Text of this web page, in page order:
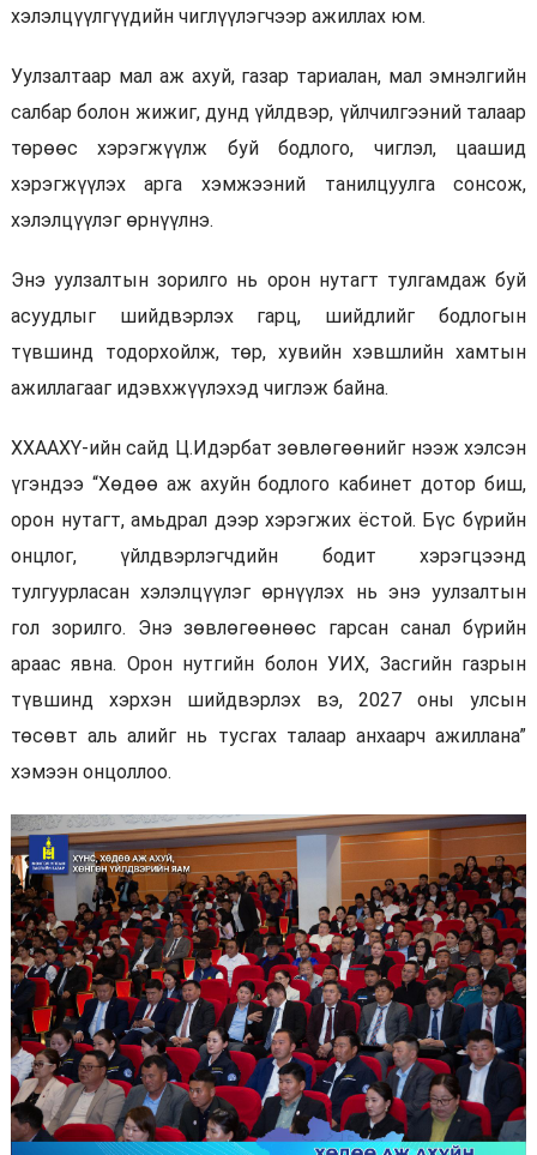
хэлэлцүүлгүүдийн чиглүүлэгчээр ажиллах юм.
Уулзалтаар мал аж ахуй, газар тариалан, мал эмнэлгийн
салбар болон жижиг, дунд үйлдвэр, үйлчилгээний талаар
төрөөс хэрэгжүүлж буй бодлого, чиглэл, цаашид
хэрэгжүүлэх арга хэмжээний танилцуулга сонсож,
хэлэлцүүлэг өрнүүлнэ.
Энэ уулзалтын зорилго нь орон нутагт тулгамдаж буй
асуудлыг шийдвэрлэх гарц, шийдлийг бодлогын
түвшинд тодорхойлж, төр, хувийн хэвшлийн хамтын
ажиллагааг идэвхжүүлэхэд чиглэж байна.
ХХААХҮ-ийн сайд Ц.Идэрбат зөвлөгөөнийг нээж хэлсэн
үгэндээ “Хөдөө аж ахуйн бодлого кабинет дотор биш,
орон нутагт, амьдрал дээр хэрэгжих ёстой. Бүс бүрийн
онцлог, үйлдвэрлэгчдийн бодит хэрэгцээнд
тулгуурласан хэлэлцүүлэг өрнүүлэх нь энэ уулзалтын
гол зорилго. Энэ зөвлөгөөнөөс гарсан санал бүрийн
араас явна. Орон нутгийн болон УИХ, Засгийн газрын
түвшинд хэрхэн шийдвэрлэх вэ, 2027 оны улсын
төсөвт аль алийг нь тусгах талаар анхаарч ажиллана”
хэмээн онцоллоо.